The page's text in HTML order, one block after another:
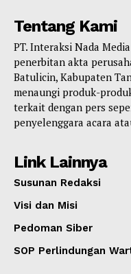
Tentang Kami
PT. Interaksi Nada
penerbitan akta
Batulicin, Kabupaten
menaungi produk-
terkait dengan pers
penyelenggara acara
Link Lainnya
Susunan Redaksi
Visi dan Misi
Pedoman Siber
SOP Perlindungan